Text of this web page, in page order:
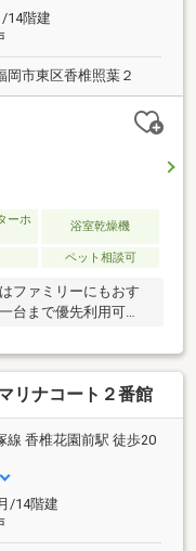
二重壁構造〇オート
14階建
岡市東区香椎照葉２
ーホ
浴室乾燥機
ペット相談可
ファミリーにもおす
台まで優先利用可
キングあります！○ペ
まで）○小中学校・
環境です！○ ディス
快適なキッチンライフ
ニング床暖房付きの
○奥様に人気の対面キ
る広々空間。○日当
もすぐ乾きます。○
完備、荷物が多くて
も対応できます。
リナコート２番館
線 香椎花園前駅 徒歩20
/14階建